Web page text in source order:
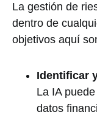
La gestión de
dentro de
objetivos aquí
Identificar
La IA
datos